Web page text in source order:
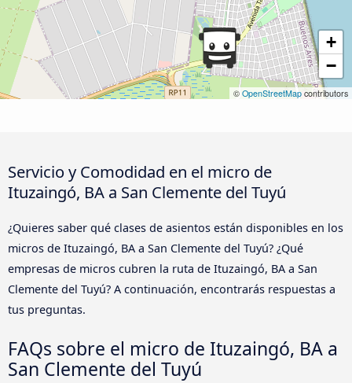
+
−
© OpenStreetMap contributors
Servicio y Comodidad en el micro de
Ituzaingó, BA a San Clemente del Tuyú
¿Quieres saber qué clases de asientos están disponibles en los
micros de Ituzaingó, BA a San Clemente del Tuyú? ¿Qué
empresas de micros cubren la ruta de Ituzaingó, BA a San
Clemente del Tuyú? A continuación, encontrarás respuestas a
tus preguntas.
FAQs sobre el micro de Ituzaingó, BA a
San Clemente del Tuyú